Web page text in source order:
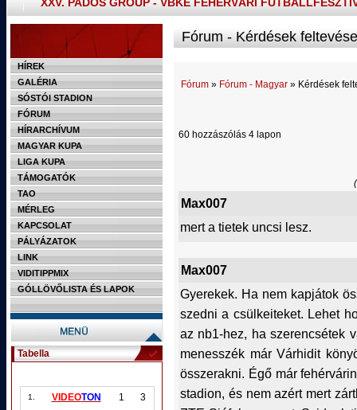
HÍREK
GALÉRIA
SÓSTÓI STADION
FÓRUM
HÍRARCHÍVUM
MAGYAR KUPA
LIGA KUPA
TÁMOGATÓK
TAO
MÉRLEG
KAPCSOLAT
PÁLYÁZATOK
LINK
VIDITIPPMIX
GÓLLÖVŐLISTA ÉS LAPOK
Tabella
1. VIDEOTON 1 3
Fórum - Kérdések
Fórum » Fórum - Magyar » Kérdések
60 hozzászólás 4 lapon
Max007
mert a tietek uncsi lesz.
Max007
Gyerekek. Ha nem kapjátok
szedni a csülkeiteket. Lehet
az nb1-hez, ha szerencsétek
menesszék már Várhidit
összerakni. Égő már
stadion, és nem azért mert